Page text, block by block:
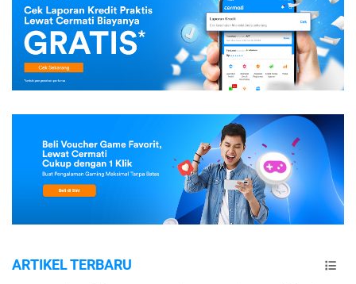
ARTIKEL TERBARU